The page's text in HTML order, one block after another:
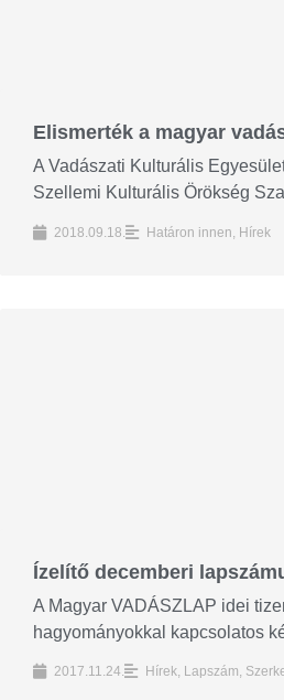
Elismerték a magyar
A Vadászati Kulturális
Szellemi Kulturális Örökség
2018.09.18. Határon innen Hírek
Ízelítő decemberi
A Magyar VADÁSZLAP idei
hagyományokkal kapcsolatos
2017.11.24. Hírek, Lapszám,